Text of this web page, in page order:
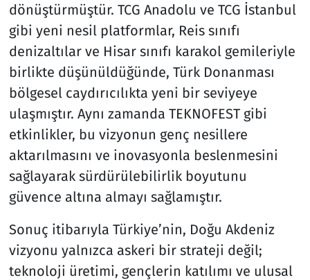
dönüştürmüştür. TCG Anadolu ve TCG İstanbul
gibi yeni nesil platformlar, Reis sınıfı
denizaltılar ve Hisar sınıfı karakol gemileriyle
birlikte düşünüldüğünde, Türk Donanması
bölgesel caydırıcılıkta yeni bir seviyeye
ulaşmıştır. Aynı zamanda TEKNOFEST gibi
etkinlikler, bu vizyonun genç nesillere
aktarılmasını ve inovasyonla beslenmesini
sağlayarak sürdürülebilirlik boyutunu
güvence altına almayı sağlamıştır.
Sonuç itibarıyla Türkiye’nin, Doğu Akdeniz
vizyonu yalnızca askeri bir strateji değil;
teknoloji üretimi, gençlerin katılımı ve ulusal